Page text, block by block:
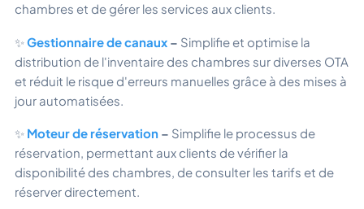
chambres et de gérer les services aux clients.
✨Gestionnaire de canaux – Simplifie et optimise la
distribution de l'inventaire des chambres sur diverses OTA
et réduit le risque d'erreurs manuelles grâce à des mises à
jour automatisées.
✨ Moteur de réservation – Simplifie le processus de
réservation, permettant aux clients de vérifier la
disponibilité des chambres, de consulter les tarifs et de
réserver directement.